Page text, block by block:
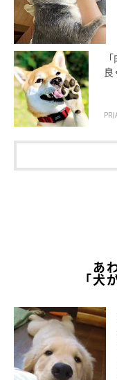
現在のむたくんがこちら。
@mutaa011
あ
「犬